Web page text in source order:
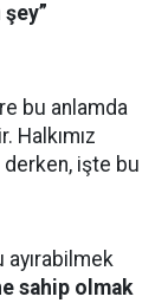
bu anlamda
Halkımız
derken, işte bu
ayırabilmek
sahip olmak